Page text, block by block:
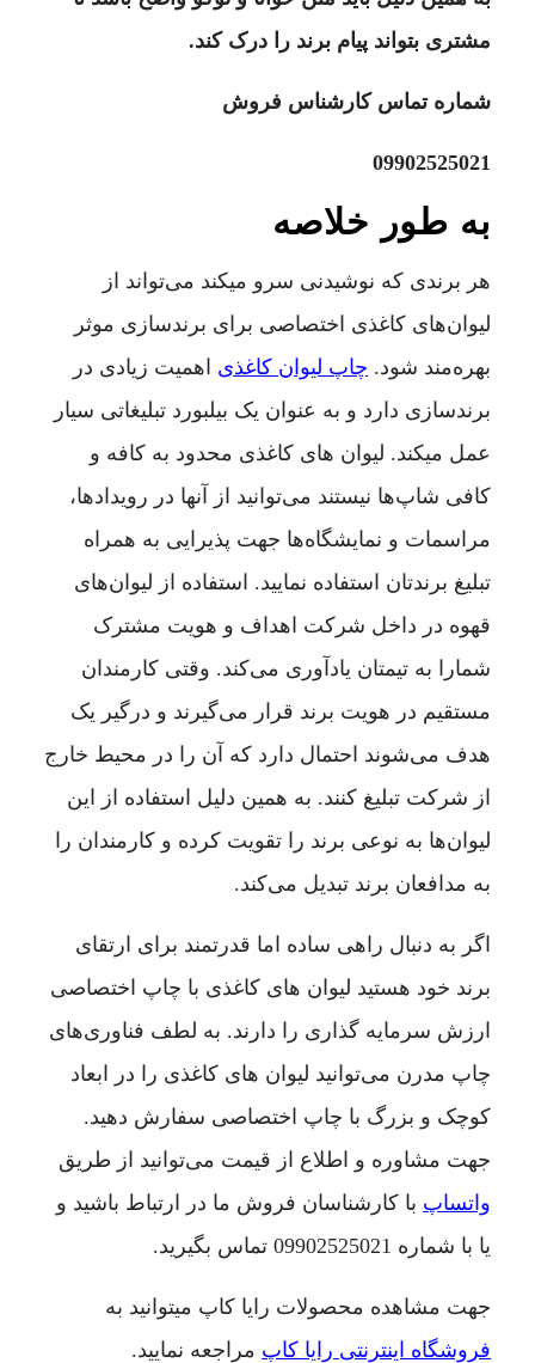
مشتری بتواند پیام برند را درک کند.
شماره تماس کارشناس فروش
09902525021
به طور خلاصه
هر برندی که نوشیدنی سرو میکند می‌تواند از
لیوان‌های کاغذی اختصاصی برای برندسازی موثر
بهره‌مند شود. چاپ لیوان کاغذی اهمیت زیادی در
برندسازی دارد و به عنوان یک بیلبورد تبلیغاتی سیار
عمل میکند. لیوان های کاغذی محدود به کافه و
کافی شاپ‌ها نیستند می‌توانید از آنها در رویدادها،
مراسمات و نمایشگاه‌ها جهت پذیرایی به همراه
تبلیغ برندتان استفاده نمایید. استفاده از لیوان‌های
قهوه در داخل شرکت اهداف و هویت مشترک
شمارا به تیمتان یادآوری می‌کند. وقتی کارمندان
مستقیم در هویت برند قرار می‌گیرند و درگیر یک
هدف می‌شوند احتمال دارد که آن را در محیط خارج
از شرکت تبلیغ کنند. به همین دلیل استفاده از این
لیوان‌ها به نوعی برند را تقویت کرده و کارمندان را
به مدافعان برند تبدیل می‌کند.
اگر به دنبال راهی ساده اما قدرتمند برای ارتقای
برند خود هستید لیوان های کاغذی با چاپ اختصاصی
ارزش سرمایه گذاری را دارند. به لطف فناوری‌های
چاپ مدرن می‌توانید لیوان های کاغذی را در ابعاد
کوچک و بزرگ با چاپ اختصاصی سفارش دهید.
جهت مشاوره و اطلاع از قیمت می‌توانید از طریق
واتساپ با کارشناسان فروش ما در ارتباط باشید و
یا با شماره 09902525021تماس بگیرید.
جهت مشاهده محصولات رایا کاپ میتوانید به
فروشگاه اینترنتی رایا کاپ مراجعه نمایید.